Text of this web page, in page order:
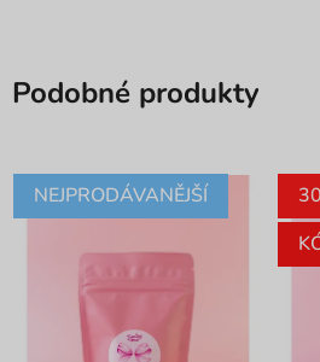
Podobné produkty
NEJPRODÁVANĚJŠÍ